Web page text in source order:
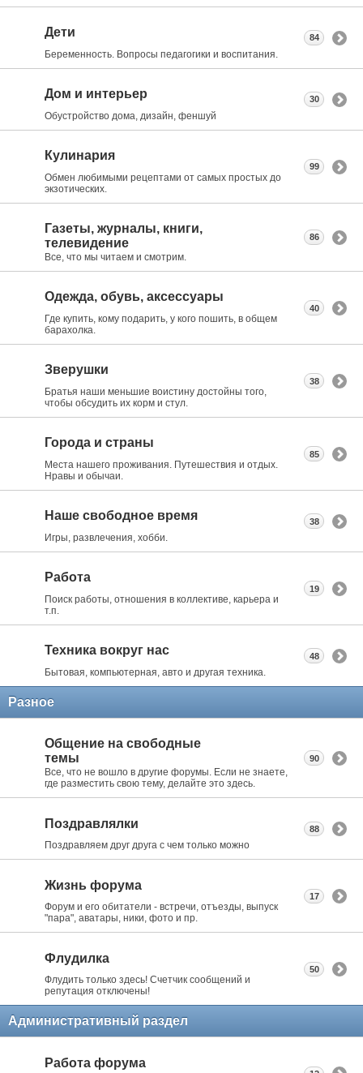
Дети
Беременность. Вопросы педагогики и воспитания.
84
Дом и интерьер
Обустройство дома, дизайн, феншуй
30
Кулинария
Обмен любимыми рецептами от самых простых до
экзотических.
99
Газеты, журналы, книги,
телевидение
Все, что мы читаем и смотрим.
86
Одежда, обувь, аксессуары
Где купить, кому подарить, у кого пошить, в общем
барахолка.
40
Зверушки
Братья наши меньшие воистину достойны того,
чтобы обсудить их корм и стул.
38
Города и страны
Места нашего проживания. Путешествия и отдых.
Нравы и обычаи.
85
Наше свободное время
Игры, развлечения, хобби.
38
Работа
Поиск работы, отношения в коллективе, карьера и
т.п.
19
Техника вокруг нас
Бытовая, компьютерная, авто и другая техника.
48
Разное
Общение на свободные
темы
Все, что не вошло в другие форумы. Если не знаете,
где разместить свою тему, делайте это здесь.
90
Поздравлялки
Поздравляем друг друга с чем только можно
88
Жизнь форума
Форум и его обитатели - встречи, отъезды, выпуск
"пара", аватары, ники, фото и пр.
17
Флудилка
Флудить только здесь! Счетчик сообщений и
репутация отключены!
50
Административный раздел
Работа форума